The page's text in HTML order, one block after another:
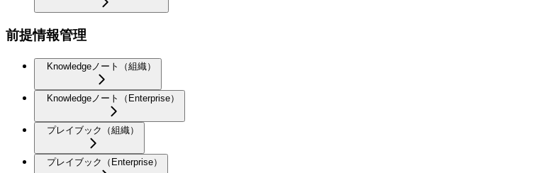
前提情報管理
Knowledgeノート（組織）
Knowledgeノート（Enterprise）
プレイブック（組織）
プレイブック（Enterprise）